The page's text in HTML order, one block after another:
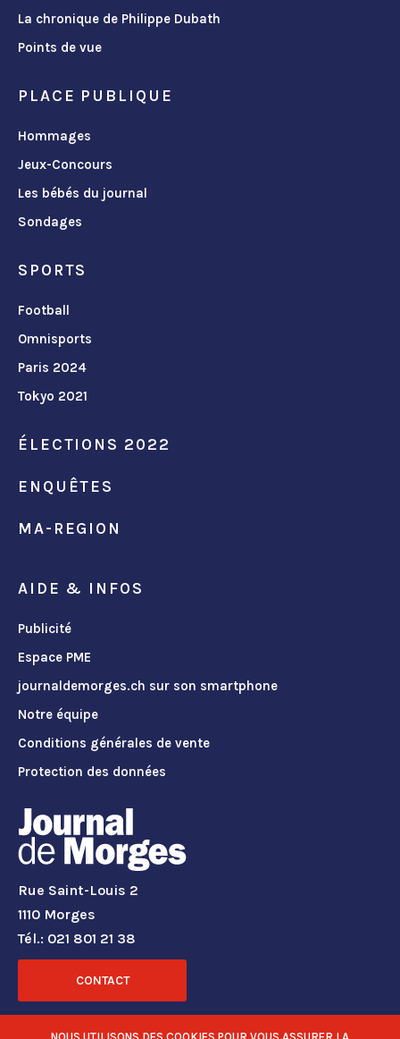
La chronique de Philippe Dubath
Points de vue
PLACE PUBLIQUE
Hommages
Jeux-Concours
Les bébés du journal
Sondages
SPORTS
Football
Omnisports
Paris 2024
Tokyo 2021
ÉLECTIONS 2022
ENQUÊTES
MA-REGION
AIDE & INFOS
Publicité
Espace PME
journaldemorges.ch sur son smartphone
Notre équipe
Conditions générales de vente
Protection des données
Rue Saint-Louis 2
1110 Morges
Tél.: 021 801 21 38
CONTACT
RÉSEAUX SOCIAUX